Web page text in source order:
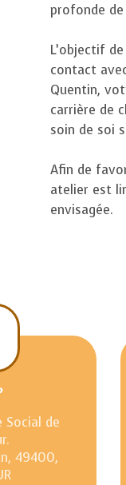
profonde
L’objectif
contact
Quentin,
carrière de
soin de soi
Afin de
atelier est
envisagée.
Social de
49400,